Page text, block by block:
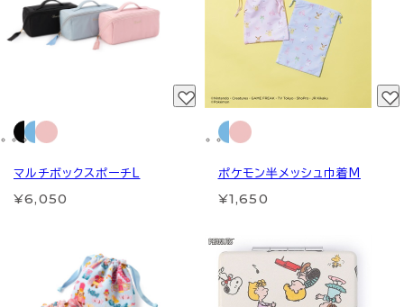
マルチボックスポーチL
¥6,050
ポケモン半メッシュ巾着M
¥1,650